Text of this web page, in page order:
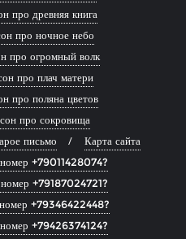
про древняя книга
про ночное небо
про огромный волк
про плач матери
про поляна цветов
про сокровища
письмо
Карта сайта
+79011428074?
+79187024721?
+79346422448?
+79426374124?